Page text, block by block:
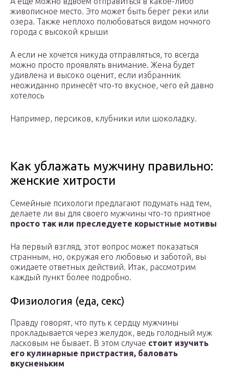
живописное место. Это может быть берег реки или
озера. Также неплохо полюбоваться видом ночного
города с высокой крыши
А если не хочется никуда отправляться, то всегда
можно просто проявлять внимание. Жена будет
удивлена и высоко оценит, если избранник
неожиданно принесёт что-то вкусное, чего ей давно
хотелось
Например, персиков, клубники или шоколадку.
Как ублажать мужчину правильно:
женские хитрости
Семейные психологи предлагают подумать над тем,
делаете ли вы для своего мужчины что-то приятное
просто так или преследуете корыстные мотивы
На первый взгляд, этот вопрос может показаться
странным, но, окружая его любовью и заботой, вы
ожидаете ответных действий. Итак, рассмотрим
каждый пункт более подробно.
Физиология (еда, секс)
Правду говорят, что путь к сердцу мужчины
прокладывается через желудок, ведь голодный муж
ласковым не бывает. В этом случае стоит изучить
его кулинарные пристрастия, баловать
вкусненьким